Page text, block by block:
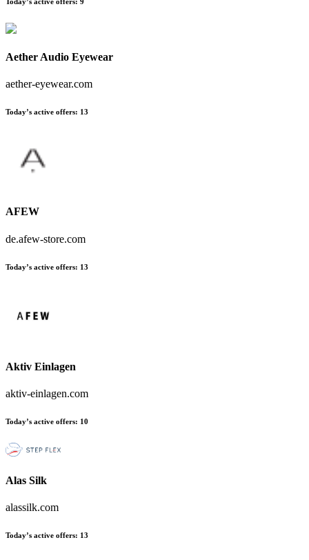
Aether Audio Eyewear
aether-eyewear.com
Today’s active offers: 13
AFEW
de.afew-store.com
Today’s active offers: 13
Aktiv Einlagen
aktiv-einlagen.com
Today’s active offers: 10
Alas Silk
alassilk.com
Today’s active offers: 13